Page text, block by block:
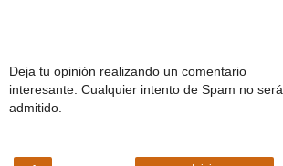
Deja tu opinión realizando un comentario
interesante. Cualquier intento de Spam no será
admitido.